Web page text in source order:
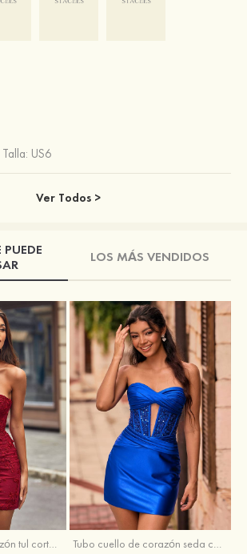
Talla: US6
Ver Todos >
LOS MÁS VENDIDOS
Tubo cuello de corazón tul corto/mini vestido para homecoming Tubo cuello de corazón seda como el satén corto vestido para homecoming